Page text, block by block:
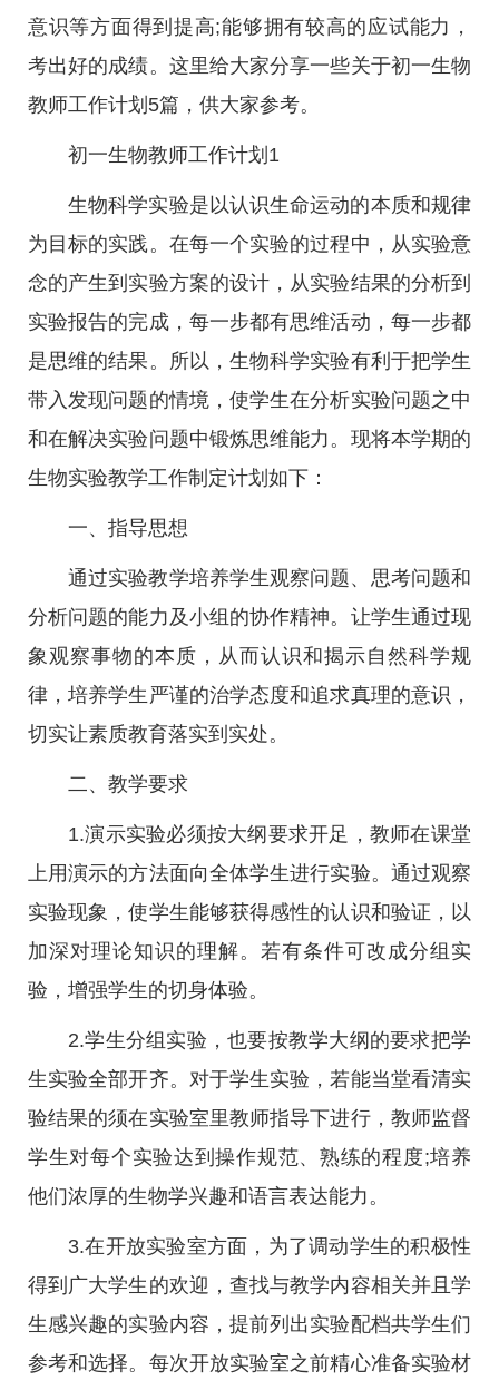
意识等方面得到提高;能够拥有较高的应试能力，
考出好的成绩。这里给大家分享一些关于初一生物
教师工作计划5篇，供大家参考。
初一生物教师工作计划1
生物科学实验是以认识生命运动的本质和规律
为目标的实践。在每一个实验的过程中，从实验意
念的产生到实验方案的设计，从实验结果的分析到
实验报告的完成，每一步都有思维活动，每一步都
是思维的结果。所以，生物科学实验有利于把学生
带入发现问题的情境，使学生在分析实验问题之中
和在解决实验问题中锻炼思维能力。现将本学期的
生物实验教学工作制定计划如下：
一、指导思想
通过实验教学培养学生观察问题、思考问题和
分析问题的能力及小组的协作精神。让学生通过现
象观察事物的本质，从而认识和揭示自然科学规
律，培养学生严谨的治学态度和追求真理的意识，
切实让素质教育落实到实处。
二、教学要求
1.演示实验必须按大纲要求开足，教师在课堂
上用演示的方法面向全体学生进行实验。通过观察
实验现象，使学生能够获得感性的认识和验证，以
加深对理论知识的理解。若有条件可改成分组实
验，增强学生的切身体验。
2.学生分组实验，也要按教学大纲的要求把学
生实验全部开齐。对于学生实验，若能当堂看清实
验结果的须在实验室里教师指导下进行，教师监督
学生对每个实验达到操作规范、熟练的程度;培养
他们浓厚的生物学兴趣和语言表达能力。
3.在开放实验室方面，为了调动学生的积极性
得到广大学生的欢迎，查找与教学内容相关并且学
生感兴趣的实验内容，提前列出实验配档共学生们
参考和选择。每次开放实验室之前精心准备实验材